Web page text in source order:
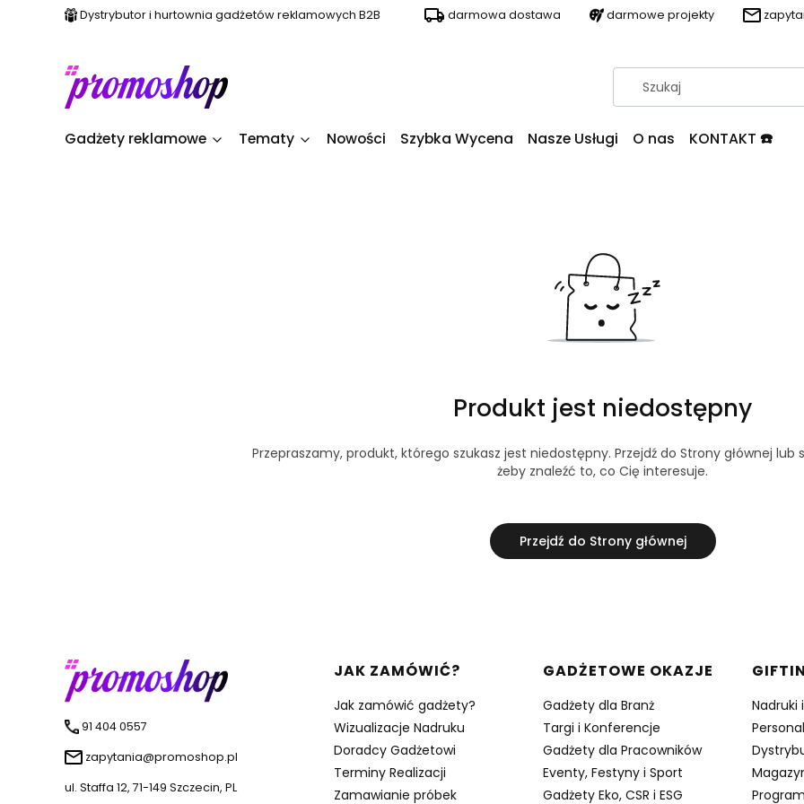
Dystrybutor i hurtownia gadżetów reklamowych B2B darmowa dostawa darmowe projekty
Gadżety reklamowe Tematy Nowości Szybka Wycena Nasze Usługi O nas KONTAKT ☎️
Produkt jest niedostępny
Przepraszamy, produkt, którego szukasz jest niedostępny. Przejdź do Strony głównej lub
żeby znaleźć to, co Cię interesuje.
Przejdź do Strony głównej
91 404 0557
zapytania@promoshop.pl
ul. Staffa 12, 71-149 Szczecin, PL
Linki w stopce
JAK ZAMÓWIĆ?
Jak zamówić gadżety?
Wizualizacje Nadruku
Doradcy Gadżetowi
Terminy Realizacji
Zamawianie próbek
GADŻETOWE OKAZJE
Gadżety dla Branż
Targi i Konferencje
Gadżety dla Pracowników
Eventy, Festyny i Sport
Gadżety Eko, CSR i ESG
Nadruki